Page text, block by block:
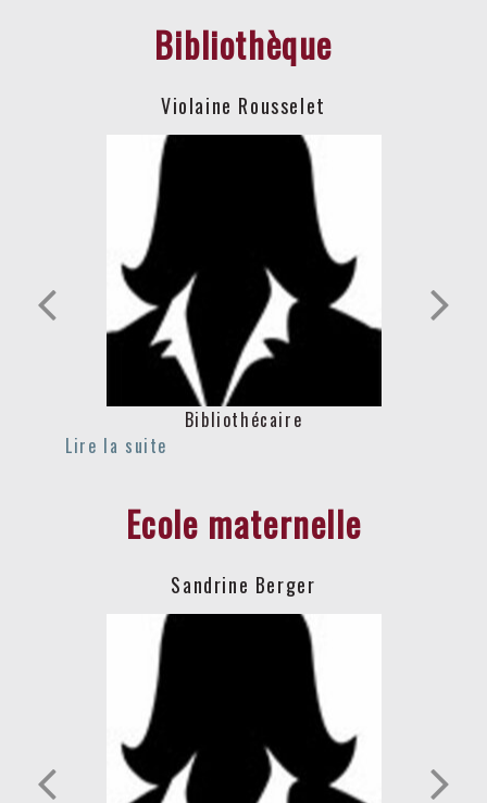
Bibliothèque
Violaine Rousselet
Bibliothécaire
Ecole maternelle
Sandrine Berger